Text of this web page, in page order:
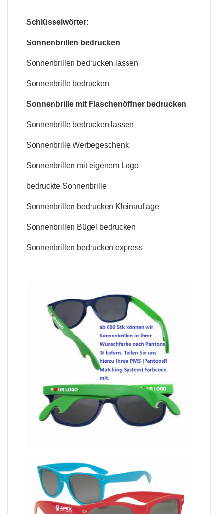
Schlüsselwörter:
Sonnenbrillen bedrucken
Sonnenbrillen bedrucken lassen
Sonnenbrille bedrucken
Sonnenbrille mit Flaschenöffner bedrucken
Sonnenbrille bedrucken lassen
Sonnenbrille Werbegeschenk
Sonnenbrillen mit eigenem Logo
bedruckte Sonnenbrille
Sonnenbrillen bedrucken Kleinauflage
Sonnenbrillen Bügel bedrucken
Sonnenbrillen bedrucken express